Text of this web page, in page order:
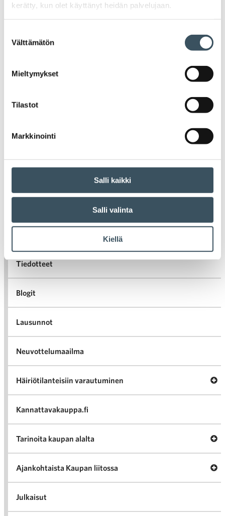
kerätty, kun olet käyttänyt heidän palvelujaan.
valinta
Välttämätön
Mieltymykset
Tilastot
Markkinointi
Salli kaikki
Salli valinta
Kiellä
Tokmanni tsemppaa työntekijöitään
liikkumaan – erilaiset edut porkkanoina
Tokmannilla työntekijät voivat osallistua
saavat hyödyllistä tietoa terveydestään.
Tämän jälkeen omaa kuntoa on helpompi
henkilöstölleen myös erilaisia houkuttimia
liikkumiseen ja terveellisiin elintapoihin.
Artikkelien selaus
Vanhemmat artikkelit
Tiedotteet
Blogit
Lausunnot
Neuvottelumaailma
Häiriötilanteisiin varautuminen
Kannattavakauppa.fi
Tarinoita kaupan alalta
Ajankohtaista Kaupan liitossa
Julkaisut